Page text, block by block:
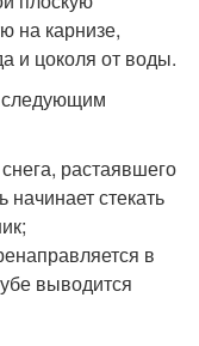
на карнизе,
и цоколя от воды.
следующим
растаявшего
начинает стекать
в
выводится